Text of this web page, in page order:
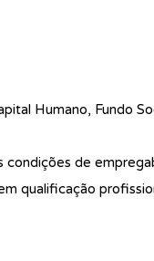
Humano, Fundo
de
qualificação